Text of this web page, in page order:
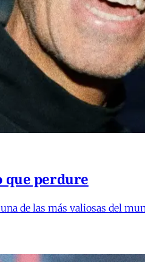
que perdure
de las más valiosas del